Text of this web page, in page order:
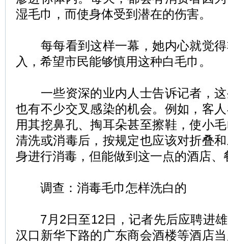
湿毛巾，而使身体受到潜在的伤害。
每每看到这样一幕，她内心就觉得
入，希望市民能够慎用这种白毛巾。
一些资深的业内人士告诉记者，这
也有不少交叉感染的机会。例如，客
用其挖鼻孔、掏耳朵甚至擦鞋，使小
清洗或消毒后，按规定也应该对折叠
身进行消毒，但能做到这一点的酒店、
调查：消毒毛巾怎样洗白的
7月2日至12日，记者先后应聘进雄
汉口新华下路的广东商会酒楼等酒店